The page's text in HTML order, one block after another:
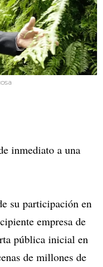
inmediato a una
su participación en
empresa de
pública inicial en
de millones de